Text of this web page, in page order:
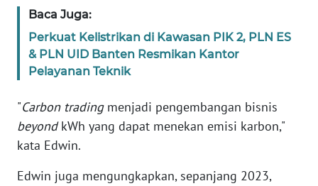
Baca Juga:
Perkuat Kelistrikan di Kawasan PIK 2, PLN ES
& PLN UID Banten Resmikan Kantor
Pelayanan Teknik
"Carbon tradingmenjadi pengembangan bisnis
beyondkWh yang dapat menekan emisi karbon,"
kata Edwin.
Edwin juga mengungkapkan, sepanjang 2023,
SULBAR
WN
BABEL
SUMBAR
WN